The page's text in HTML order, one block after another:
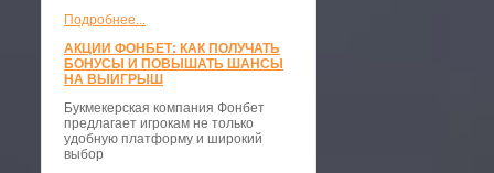
Подробнее...
АКЦИИ ФОНБЕТ: КАК ПОЛУЧАТЬ
БОНУСЫ И ПОВЫШАТЬ ШАНСЫ
НА ВЫИГРЫШ
Букмекерская компания Фонбет
предлагает игрокам не только
удобную платформу и широкий
выбор